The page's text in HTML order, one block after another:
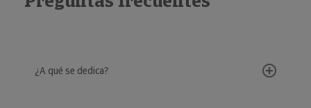
¿A qué se dedica?